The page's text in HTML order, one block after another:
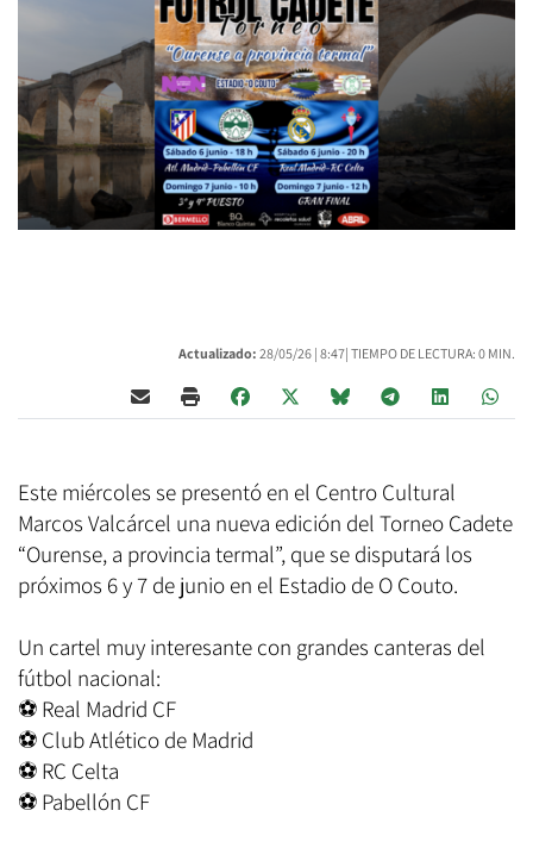
Actualizado: 28/05/26 | 8:47| TIEMPO DE LECTURA: 0 MIN.
Este miércoles se presentó en el Centro Cultural
Marcos Valcárcel una nueva edición del Torneo Cadete
“Ourense, a provincia termal”, que se disputará los
próximos 6 y 7 de junio en el Estadio de O Couto.
Un cartel muy interesante con grandes canteras del
fútbol nacional:
⚽ Real Madrid CF
⚽ Club Atlético de Madrid
⚽ RC Celta
⚽ Pabellón CF